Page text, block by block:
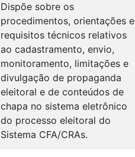
Dispõe sobre os
procedimentos, orientações e
requisitos técnicos relativos
ao cadastramento, envio,
monitoramento, limitações e
divulgação de propaganda
eleitoral e de conteúdos de
chapa no sistema eletrônico
do processo eleitoral do
Sistema CFA/CRAs.